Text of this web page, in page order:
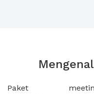
Paket
makan malam, dan